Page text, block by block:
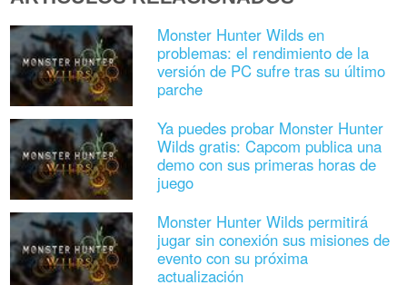
Monster Hunter Wilds en
problemas: el rendimiento de la
versión de PC sufre tras su último
parche
Ya puedes probar Monster Hunter
Wilds gratis: Capcom publica una
demo con sus primeras horas de
juego
Monster Hunter Wilds permitirá
jugar sin conexión sus misiones de
evento con su próxima
actualización